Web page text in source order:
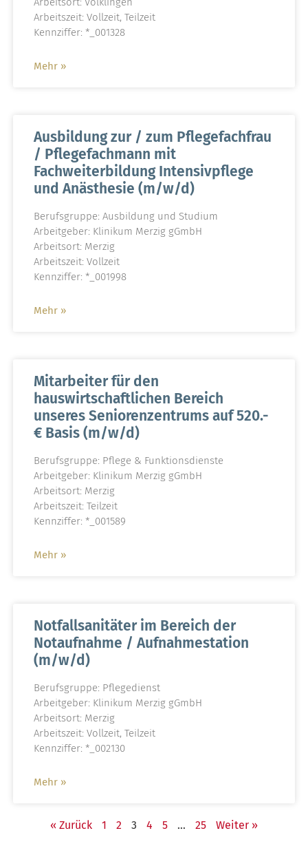
Arbeitszeit: Vollzeit, Teilzeit
Kennziffer: *_001328
Mehr »
Ausbildung zur / zum Pflegefachfrau
/ Pflegefachmann mit
Fachweiterbildung Intensivpflege
und Anästhesie (m/w/d)
Berufsgruppe: Ausbildung und Studium
Arbeitgeber: Klinikum Merzig gGmbH
Arbeitsort: Merzig
Arbeitszeit: Vollzeit
Kennziffer: *_001998
Mehr »
Mitarbeiter für den
hauswirtschaftlichen Bereich
unseres Seniorenzentrums auf 520.-
€ Basis (m/w/d)
Berufsgruppe: Pflege & Funktionsdienste
Arbeitgeber: Klinikum Merzig gGmbH
Arbeitsort: Merzig
Arbeitszeit: Teilzeit
Kennziffer: *_001589
Mehr »
Notfallsanitäter im Bereich der
Notaufnahme / Aufnahmestation
(m/w/d)
Berufsgruppe: Pflegedienst
Arbeitgeber: Klinikum Merzig gGmbH
Arbeitsort: Merzig
Arbeitszeit: Vollzeit, Teilzeit
Kennziffer: *_002130
Mehr »
« Zurück 1 2 3 4 5 … 25 Weiter »